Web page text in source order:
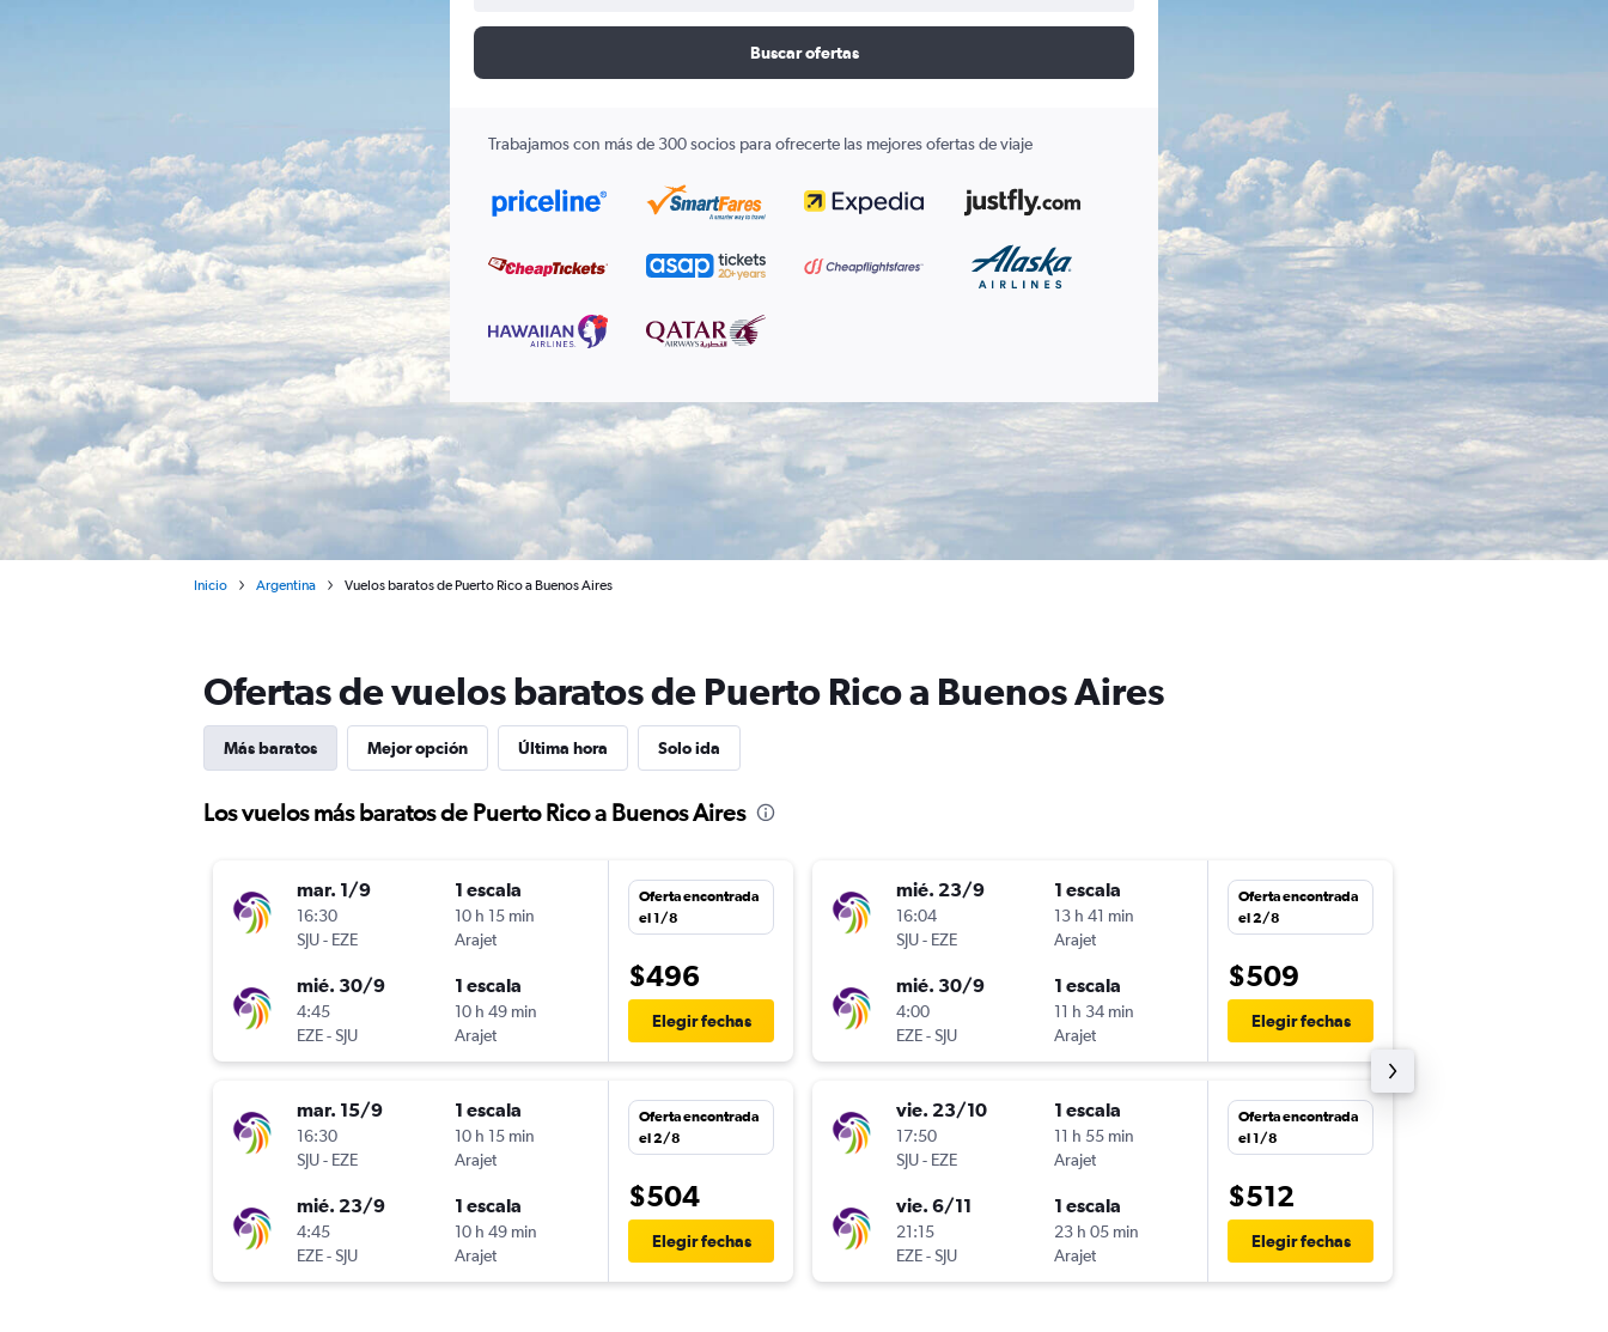
Buscar ofertas
Trabajamos con más de 300 socios para ofrecerte las mejores ofertas de viaje
Inicio Argentina Vuelos baratos de Puerto Rico a Buenos Aires
Ofertas de vuelos baratos de Puerto Rico a Buenos Aires
Más baratos Mejor opción Última hora Solo ida
Los vuelos más baratos de Puerto Rico a Buenos Aires
mar. 1/9
16:30
SJU- EZE
1 escala
10 h 15 min
Arajet
mié. 30/9
4:45
EZE-SJU
1 escala
10 h 49 min
Arajet
Oferta encontrada
el 1/8
$496
Elegir fechas
mar. 15/9
16:30
SJU- EZE
1 escala
10 h 15 min
Arajet
mié. 23/9
4:45
EZE-SJU
1 escala
10 h 49 min
Arajet
Oferta encontrada
el 2/8
$504
Elegir fechas
mié. 23/9
16:04
SJU- EZE
1 escala
13 h 41 min
Arajet
mié. 30/9
4:00
EZE-SJU
1 escala
11 h 34 min
Arajet
Oferta encontrada
el 2/8
$509
Elegir fechas
vie. 23/10
17:50
SJU- EZE
1 escala
11 h 55 min
Arajet
vie. 6/11
21:15
EZE-SJU
1 escala
23 h 05 min
Arajet
Oferta encontrada
el 1/8
$512
Elegir fechas